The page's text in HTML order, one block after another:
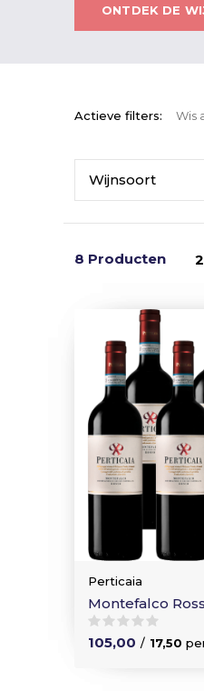
ONTDEK DE
Actieve filters: Wis
Wijnsoort
8 Producten
Perticaia
Montefalco
105,00 / 17,50